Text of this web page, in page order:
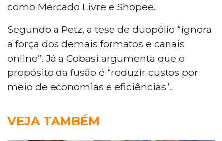
como Mercado Livre e Shopee.
Segundo a Petz, a tese de duopólio “ignora
a força dos demais formatos e canais
online”. Já a Cobasi argumenta que o
propósito da fusão é “reduzir custos por
meio de economias e eficiências”.
VEJA TAMBÉM